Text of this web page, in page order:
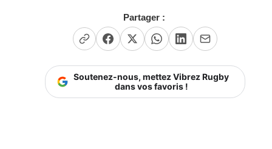
Partager :
Soutenez-nous, mettez Vibrez Rugby
dans vos favoris !